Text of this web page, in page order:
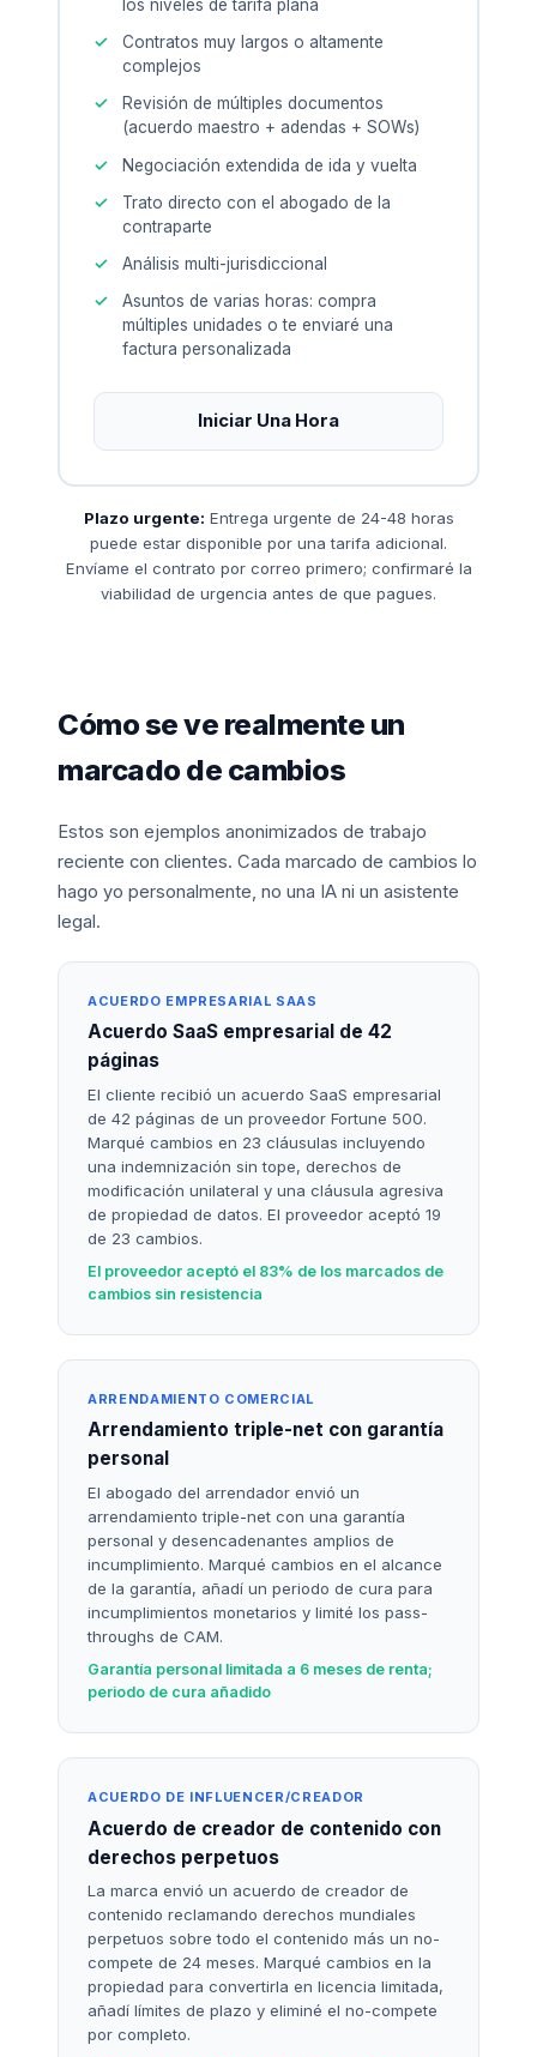
los niveles de tarifa plana
Contratos muy largos o altamente
complejos
Revisión de múltiples documentos
(acuerdo maestro + adendas + SOWs)
Negociación extendida de ida y vuelta
Trato directo con el abogado de la
contraparte
Análisis multi-jurisdiccional
Asuntos de varias horas: compra
múltiples unidades o te enviaré una
factura personalizada
Iniciar Una Hora
Plazo urgente: Entrega urgente de 24-48 horas
puede estar disponible por una tarifa adicional.
Envíame el contrato por correo primero; confirmaré la
viabilidad de urgencia antes de que pagues.
Cómo se ve realmente un
marcado de cambios
Estos son ejemplos anonimizados de trabajo
reciente con clientes. Cada marcado de cambios lo
hago yo personalmente, no una IA ni un asistente
legal.
ACUERDO EMPRESARIAL SAAS
Acuerdo SaaS empresarial de 42
páginas
El cliente recibió un acuerdo SaaS empresarial
de 42 páginas de un proveedor Fortune 500.
Marqué cambios en 23 cláusulas incluyendo
una indemnización sin tope, derechos de
modificación unilateral y una cláusula agresiva
de propiedad de datos. El proveedor aceptó 19
de 23 cambios.
El proveedor aceptó el 83% de los marcados de
cambios sin resistencia
ARRENDAMIENTO COMERCIAL
Arrendamiento triple-net con garantía
personal
El abogado del arrendador envió un
arrendamiento triple-net con una garantía
personal y desencadenantes amplios de
incumplimiento. Marqué cambios en el alcance
de la garantía, añadí un periodo de cura para
incumplimientos monetarios y limité los pass-
throughs de CAM.
Garantía personal limitada a 6 meses de renta;
periodo de cura añadido
ACUERDO DE INFLUENCER/CREADOR
Acuerdo de creador de contenido con
derechos perpetuos
La marca envió un acuerdo de creador de
contenido reclamando derechos mundiales
perpetuos sobre todo el contenido más un no-
compete de 24 meses. Marqué cambios en la
propiedad para convertirla en licencia limitada,
añadí límites de plazo y eliminé el no-compete
por completo.